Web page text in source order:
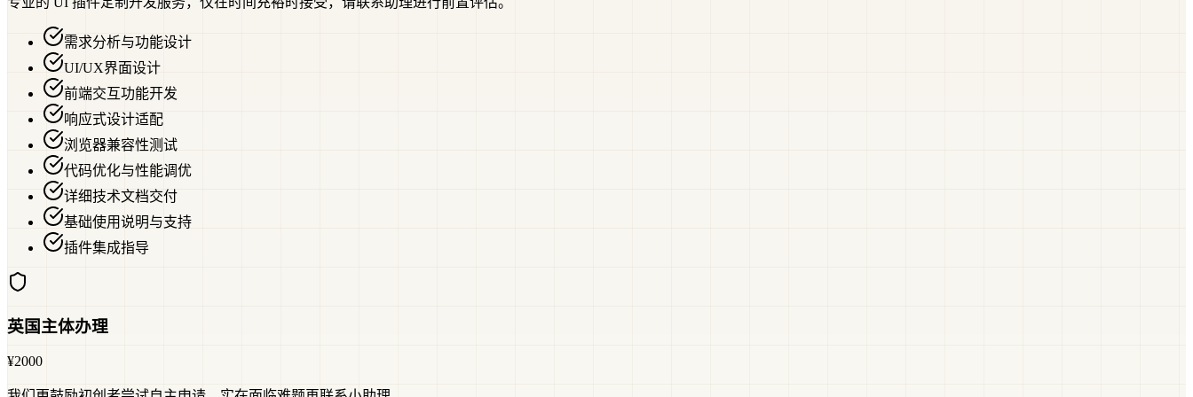
需求分析与功能设计
UI/UX界面设计
前端交互功能开发
响应式设计适配
浏览器兼容性测试
代码优化与性能调优
详细技术文档交付
基础使用说明与支持
插件集成指导
英国主体办理
¥2000